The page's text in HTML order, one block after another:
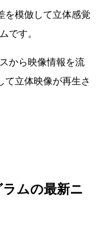
を模倣して立体感覚
です。
から映像情報を流
て立体映像が再生さ
ムの最新ニ